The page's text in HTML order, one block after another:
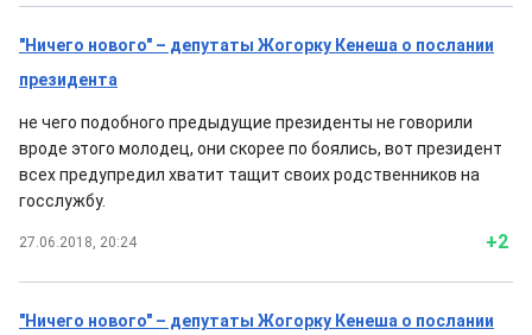
"Ничего нового" – депутаты Жогорку Кенеша о послании
президента
не чего подобного предыдущие президенты не говорили
вроде этого молодец, они скорее по боялись, вот президент
всех предупредил хватит тащит своих родственников на
госслужбу.
27.06.2018, 20:24 +2
"Ничего нового" – депутаты Жогорку Кенеша о послании